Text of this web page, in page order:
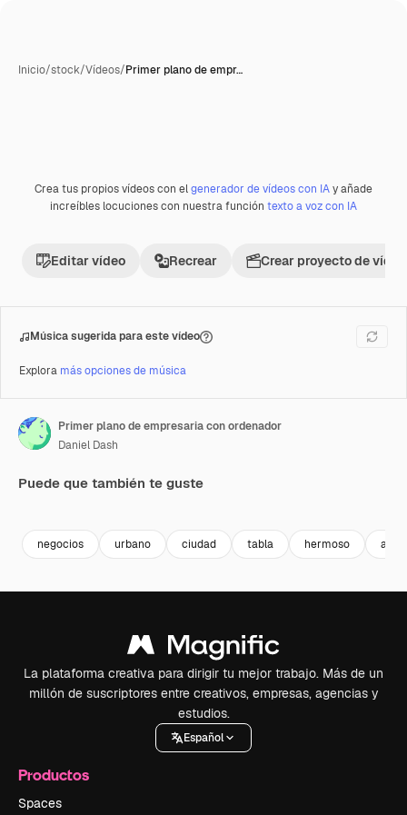
Inicio/stock/Vídeos/Primer plano de empr…
Premium
Crea tus propios vídeos con elgenerador de vídeos con IAy añade
increíbles locuciones con nuestra función texto a voz con IA
Editar vídeo Recrear Crear proyecto de vídeo
Música sugerida para este vídeo
Explora más opciones de música
Primer plano de empresaria con ordenador
Daniel Dash
Puede que también te guste
negocios urbano ciudad tabla hermoso aire
La plataforma creativa para dirigir tu mejor trabajo. Más de un
millón de suscriptores entre creativos, empresas, agencias y
estudios.
Español
Productos
Spaces